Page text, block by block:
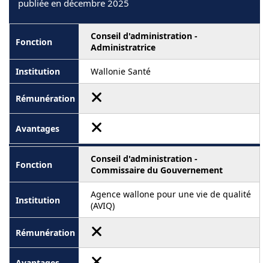
publiée en décembre 2025
Conseil d'administration -
Administratrice
Wallonie Santé
Conseil d'administration -
Commissaire du Gouvernement
Agence wallone pour une vie de qualité
(AVIQ)